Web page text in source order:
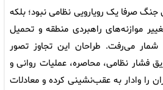
صرفا یک رویارویی نظامی نبود؛ بلکه
موازنه‌های راهبردی منطقه و تحمیل
شمار می‌رفت. طراحان این تجاوز تصور
فشار نظامی، محاصره، عملیات روانی و
را وادار به عقب‌نشینی کرده و معادلات